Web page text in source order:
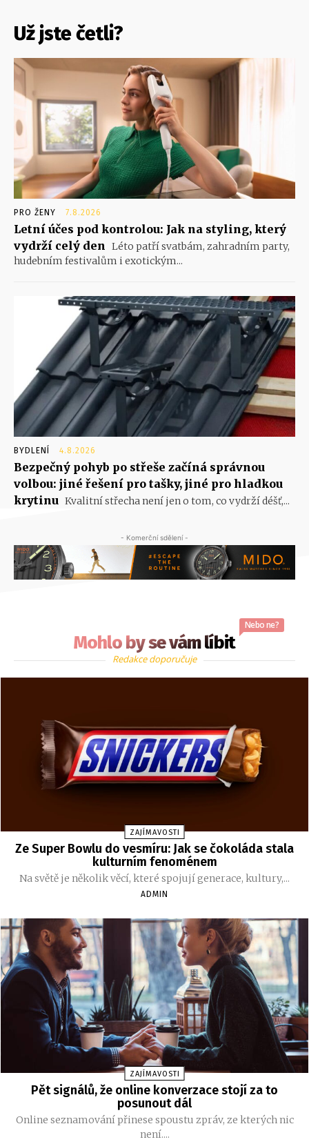
Už jste četli?
PRO ŽENY 7.8.2026
Letní účes pod kontrolou: Jak na styling, který
vydrží celý den
Léto patří svatbám, zahradním party,
hudebním festivalům i exotickým...
BYDLENÍ 4.8.2026
Bezpečný pohyb po střeše začíná správnou
volbou: jiné řešení pro tašky, jiné pro hladkou
krytinu Kvalitní střecha není jen o tom, co vydrží déšť,...
- Komerční sdělení -
Mohlo by se vám líbit
Nebo ne?
Redakce doporučuje
ZAJÍMAVOSTI
Ze Super Bowlu do vesmíru: Jak se čokoláda stala
kulturním fenoménem
Na světě je několik věcí, které spojují generace, kultury,...
ADMIN
ZAJÍMAVOSTI
Pět signálů, že online konverzace stojí za to
posunout dál
Online seznamování přinese spoustu zpráv, ze kterých nic
není....